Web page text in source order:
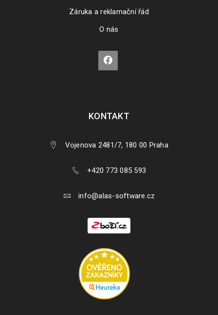
Záruka a reklamační řád
O nás
KONTAKT
Vojenova 2481/7, 180 00 Praha
+420 773 085 593
info@alas-software.cz